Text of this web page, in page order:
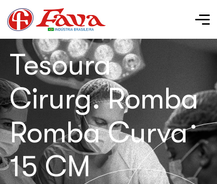
Tesoura
Cirurg. Romba
Romba Curva
15 CM